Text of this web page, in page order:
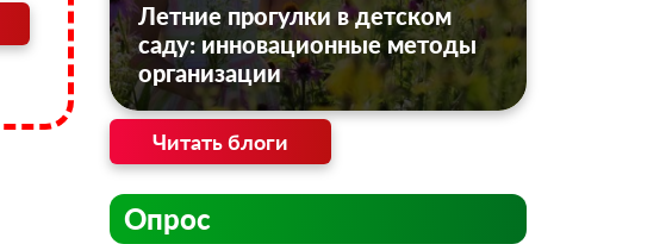
Летние прогулки в детском
саду: инновационные методы
организации
Читать блоги
Опрос